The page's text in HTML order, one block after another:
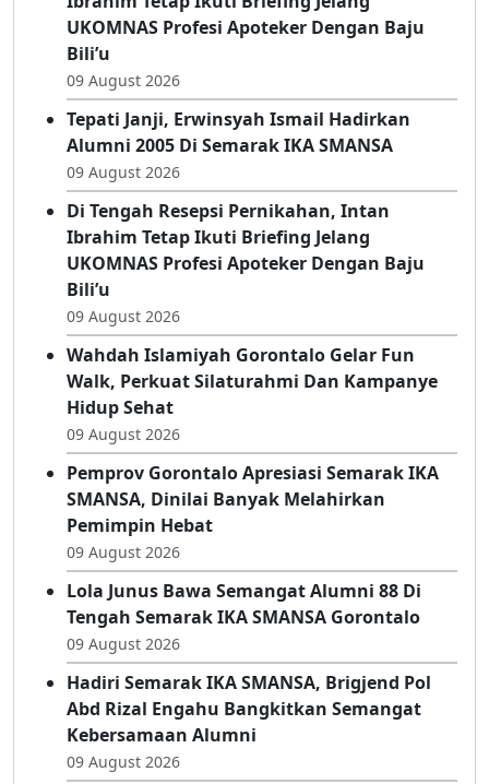
09 August 2026
Di Tengah Resepsi Pernikahan, Intan
Ibrahim Tetap Ikuti Briefing Jelang
UKOMNAS Profesi Apoteker Dengan Baju
Bili’u
09 August 2026
Tepati Janji, Erwinsyah Ismail Hadirkan
Alumni 2005 Di Semarak IKA SMANSA
09 August 2026
Di Tengah Resepsi Pernikahan, Intan
Ibrahim Tetap Ikuti Briefing Jelang
UKOMNAS Profesi Apoteker Dengan Baju
Bili’u
09 August 2026
Wahdah Islamiyah Gorontalo Gelar Fun
Walk, Perkuat Silaturahmi Dan Kampanye
Hidup Sehat
09 August 2026
Pemprov Gorontalo Apresiasi Semarak IKA
SMANSA, Dinilai Banyak Melahirkan
Pemimpin Hebat
09 August 2026
Lola Junus Bawa Semangat Alumni 88 Di
Tengah Semarak IKA SMANSA Gorontalo
09 August 2026
Hadiri Semarak IKA SMANSA, Brigjend Pol